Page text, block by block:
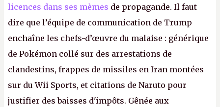
licences dans ses mèmes de propagande. Il faut
dire que l’équipe de communication de Trump
enchaîne les chefs-d’œuvre du malaise : générique
de Pokémon collé sur des arrestations de
clandestins, frappes de missiles en Iran montées
sur du Wii Sports, et citations de Naruto pour
justifier des baisses d'impôts. Gênée aux